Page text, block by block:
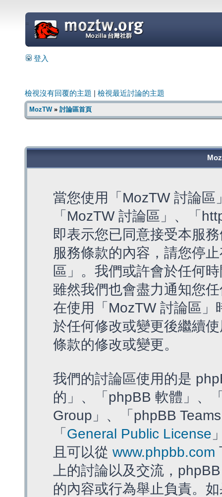
=
登入
檢視沒有回覆的主題 檢視最近討論的主題
MozTW» 討論區首頁
當您使用「MozTW 討論
「MozTW 討論區」、「
即表示您已同意接受本服
服務條款的內容，請您停
區」。我們或許會於任何
雖然我們也會盡力通知您
在使用「MozTW 討論區
於任何修改或變更後繼續
條款的修改或變更。
我們的討論區使用的是
的」、「phpBB 軟體」、
Group」、「phpBB
「 General Public License
且可以從 www.phpbb.com
上的討論以及交流，
的內容或行為舉止負責。